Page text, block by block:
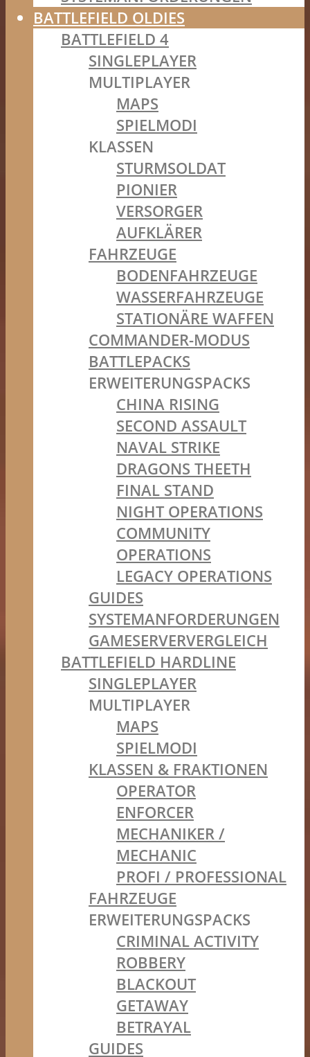
BATTLEFIELD OLDIES
BATTLEFIELD 4
SINGLEPLAYER
MULTIPLAYER
MAPS
SPIELMODI
KLASSEN
STURMSOLDAT
PIONIER
VERSORGER
AUFKLÄRER
FAHRZEUGE
BODENFAHRZEUGE
WASSERFAHRZEUGE
STATIONÄRE WAFFEN
COMMANDER-MODUS
BATTLEPACKS
ERWEITERUNGSPACKS
CHINA RISING
SECOND ASSAULT
NAVAL STRIKE
DRAGONS THEETH
FINAL STAND
NIGHT OPERATIONS
COMMUNITY
OPERATIONS
LEGACY OPERATIONS
GUIDES
SYSTEMANFORDERUNGEN
GAMESERVERVERGLEICH
BATTLEFIELD HARDLINE
SINGLEPLAYER
MULTIPLAYER
MAPS
SPIELMODI
KLASSEN & FRAKTIONEN
OPERATOR
ENFORCER
MECHANIKER /
MECHANIC
PROFI / PROFESSIONAL
FAHRZEUGE
ERWEITERUNGSPACKS
CRIMINAL ACTIVITY
ROBBERY
BLACKOUT
GETAWAY
BETRAYAL
GUIDES